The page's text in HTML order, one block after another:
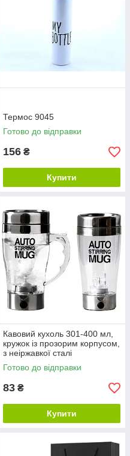
Термос 9045
Готово до відправки
156 ₴
Купити
Кавовий кухоль 301-400 мл,
кружок із прозорим корпусом,
з неіржавкої сталі
Готово до відправки
83 ₴
Купити